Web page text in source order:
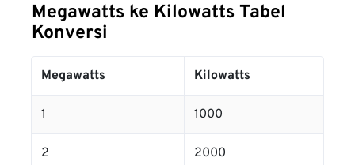
Megawatts ke Kilowatts Tabel
Konversi
Megawatts Kilowatts
1 1000
2 2000